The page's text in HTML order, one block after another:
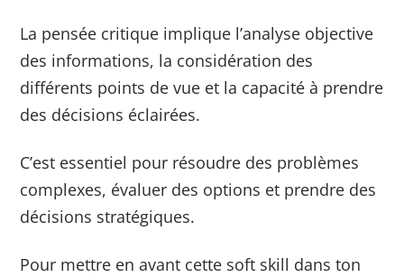
La pensée critique implique l’analyse objective
des informations, la considération des
différents points de vue et la capacité à prendre
des décisions éclairées.
C’est essentiel pour résoudre des problèmes
complexes, évaluer des options et prendre des
décisions stratégiques.
Pour mettre en avant cette soft skill dans ton